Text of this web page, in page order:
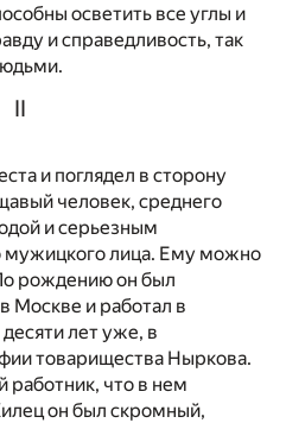
осветить все углы и
и справедливость, так
II
и поглядел в сторону
человек, среднего
и серьезным
мужицкого лица. Ему можно
рождению он был
Москве и работал в
лет уже, в
товарищества Ныркова.
что в нем
он был скромный,